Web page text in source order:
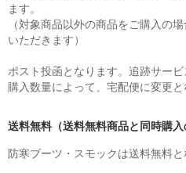
ます。
（対象商品以外の商品をご購入の
いただきます）
ポスト投函となります。追跡サービ
購入数量によって、宅配便に変更と
送料無料（送料無料商品と同時購入
防寒ブーツ・スモックは送料無料と